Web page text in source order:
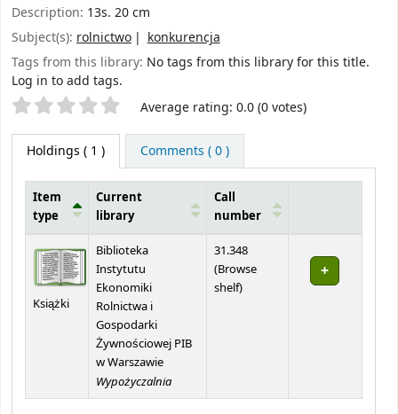
Description: 13s. 20 cm
Subject(s): rolnictwo
konkurencja
Tags from this library: No tags from this library for this title.
Log in to add tags.
Star ratings Average rating: 0.0 (0 votes)
Holdings ( 1 ) Comments ( 0 )
Item
type
Current
library
Call
number
Książki
Biblioteka
Instytutu
Ekonomiki
Rolnictwa i
Gospodarki
Żywnościowej PIB
w Warszawie
Wypożyczalnia
31.348
(Browse
shelf(Opens below)
)